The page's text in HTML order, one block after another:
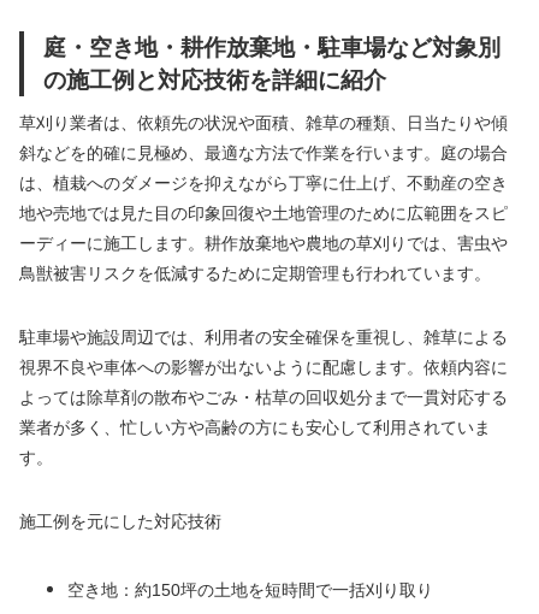
庭・空き地・耕作放棄地・駐車場など対象別
の施工例と対応技術を詳細に紹介
草刈り業者は、依頼先の状況や面積、雑草の種類、日当たりや傾
斜などを的確に見極め、最適な方法で作業を行います。庭の場合
は、植栽へのダメージを抑えながら丁寧に仕上げ、不動産の空き
地や売地では見た目の印象回復や土地管理のために広範囲をスピ
ーディーに施工します。耕作放棄地や農地の草刈りでは、害虫や
鳥獣被害リスクを低減するために定期管理も行われています。
駐車場や施設周辺では、利用者の安全確保を重視し、雑草による
視界不良や車体への影響が出ないように配慮します。依頼内容に
よっては除草剤の散布やごみ・枯草の回収処分まで一貫対応する
業者が多く、忙しい方や高齢の方にも安心して利用されていま
す。
施工例を元にした対応技術
空き地：約150坪の土地を短時間で一括刈り取り